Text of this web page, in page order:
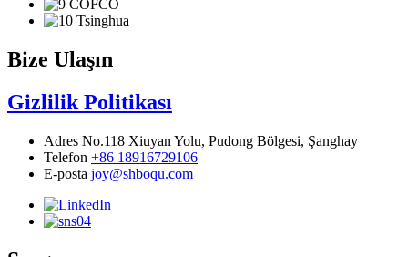
Bize Ulaşın
Gizlilik Politikası
Adres No.118 Xiuyan Yolu, Pudong Bölgesi, Şanghay
Telefon +86 18916729106
E-posta joy@shboqu.com